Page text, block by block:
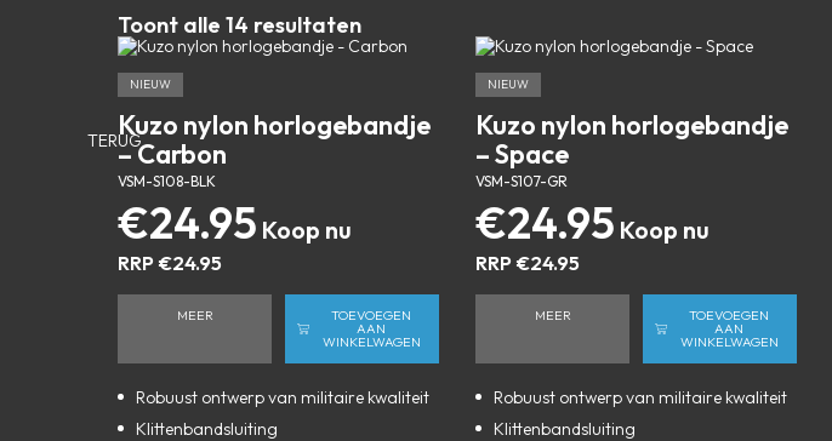
Toont alle 14 resultaten
NIEUW
Kuzo nylon horlogebandje
– Carbon
VSM-S108-BLK
€24.95
RRP €24.95
MEER TOEVOEGEN
AAN
WINKELWAGEN
Robuust ontwerp van militaire kwaliteit
Klittenbandsluiting
NIEUW
Kuzo nylon horlogebandje
– Space
VSM-S107-GR
€24.95
RRP €24.95
MEER TOEVOEGEN
AAN
WINKELWAGEN
Robuust ontwerp van militaire kwaliteit
Klittenbandsluiting
TERUG